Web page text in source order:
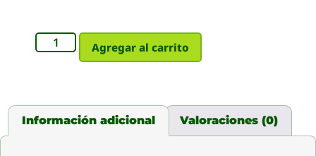
Agregar al carrito
Información adicional Valoraciones (0)